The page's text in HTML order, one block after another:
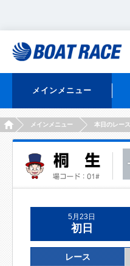
メインメニュー
HOMEメインメニュー 本日のレース
5月23日
初日
レース